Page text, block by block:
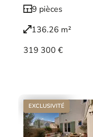
9 pièces
136.26 m²
319 300 €
EXCLUSIVITÉ